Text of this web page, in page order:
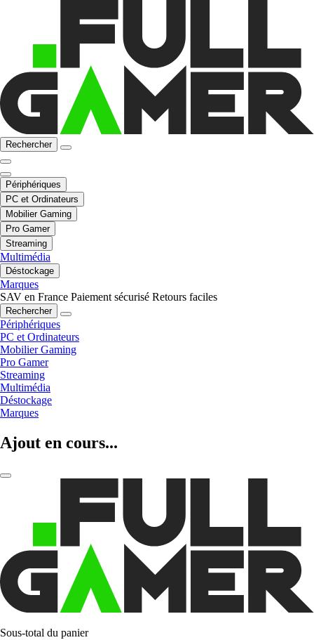
Rechercher
Périphériques
PC et Ordinateurs
Mobilier Gaming
Pro Gamer
Streaming
Multimédia
Déstockage
Marques
SAV en France Paiement sécurisé Retours faciles
Rechercher
Périphériques
PC et Ordinateurs
Mobilier Gaming
Pro Gamer
Streaming
Multimédia
Déstockage
Marques
Ajout en cours...
Sous-total du panier